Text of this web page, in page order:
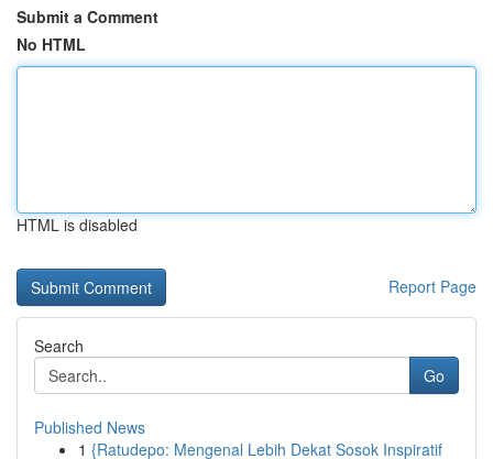
Submit a Comment
No HTML
HTML is disabled
Report Page
Search
Go
Published News
1 {Ratudepo: Mengenal Lebih Dekat Sosok Inspiratif